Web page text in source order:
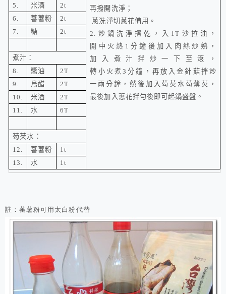
再撥開洗淨；
蔥洗淨切蔥花備用。
2.
炒鍋洗淨擦乾，入 1T 沙拉油，
開中火熱 1 分鐘後加入肉絲炒熟，
加入煮汁拌炒一下至滾，
轉小火煮3分鐘，再放入金針菇拌炒
一兩分鐘，然後加入芶芡水芶薄芡，
最後加入蔥花拌勻後即可起鍋盛盤。
5.
米酒
2t
6.
蕃薯粉
2t
7.
糖 2t
煮汁：
8.
醬油
2T
9.
烏醋
2T
10.
米酒
2T
11.
水 6T
芶芡水：
12.
蕃薯粉
1t
13.
水 1t
註：蕃薯粉可用太白粉代替